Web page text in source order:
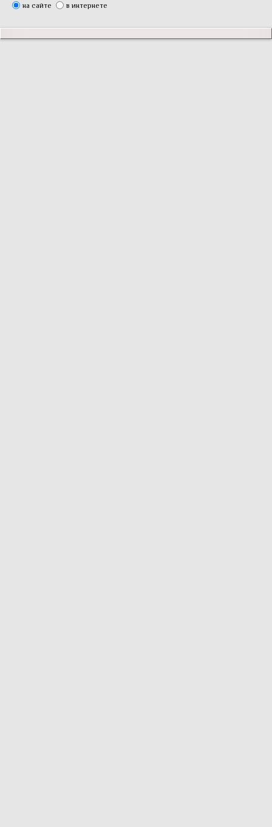
на сайте в интернете